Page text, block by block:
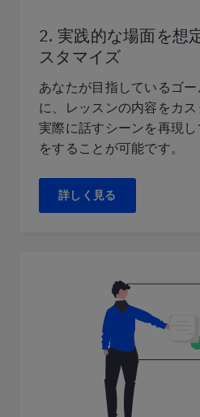
2. 実践的な場面を想
スタマイズ
あなたが目指しているゴ
に、レッスンの内容をカス
実際に話すシーンを再現
をすることが可能です。
詳しく見る